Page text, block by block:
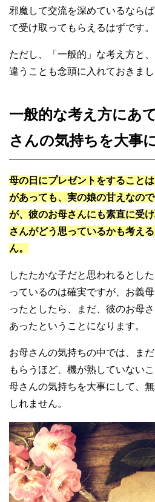
邪魔して交流を深めているなら
て受け取ってもらえるはずです。
ただし、「一般的」な考え方と
違うことも念頭に入れておきまし
一般的な考え方にあ
さんの気持ちを大事
母の日にプレゼントをすること
があっても、実の娘の甘えなの
が、彼のお母さんにも素直に受
さんがどう思っているかも考え
ん。
したたかな子だと思われるとし
っているのは確実ですが、お義
ったとしたら、まだ、彼のお母
あったということになります。
お母さんの気持ちの中では、ま
もらうほど、機が熟していない
母さんの気持ちを大事にして、
しれません。